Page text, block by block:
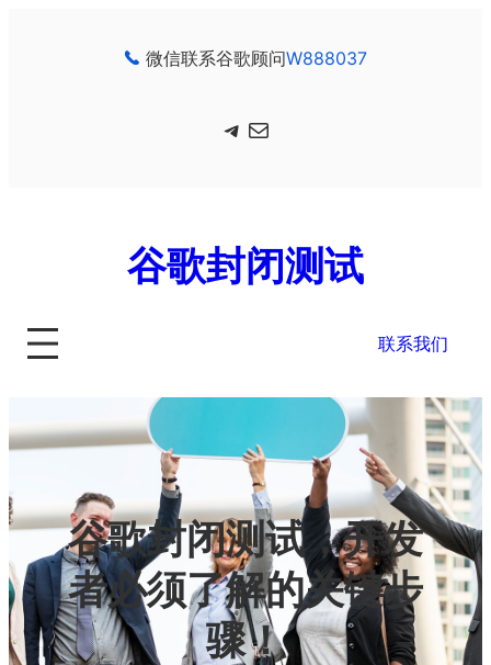
微信联系谷歌顾问W888037
Telegram 电子邮件
谷歌封闭测试
联系我们
谷歌封闭测试，开发
者必须了解的关键步
骤！